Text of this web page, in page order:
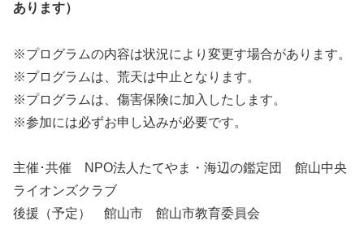
あります）
※プログラムの内容は状況により変更す場合があります。
※プログラムは、荒天は中止となります。
※プログラムは、傷害保険に加入したします。
※参加には必ずお申し込みが必要です。
主催･共催 NPO法人たてやま・海辺の鑑定団 館山中央
ライオンズクラブ
後援（予定） 館山市 館山市教育委員会